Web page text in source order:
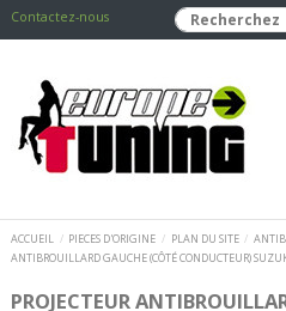
Contactez-nous
ACCUEIL PIECES D'ORIGINE PLAN DU SITE
ANTIBROUILLARD GAUCHE (CÔTÉ CONDUCTEUR)
PROJECTEUR